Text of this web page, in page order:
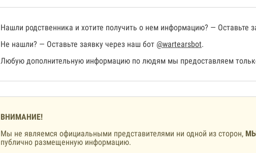
Нашли родственника и хотите получить о нем информацию? — Оставьте
Не нашли? — Оставьте заявку через наш бот @wartearsbot.
Любую дополнительную информацию по людям мы предоставляем
ВНИМАНИЕ!
Мы не являемся официальными представителями ни одной из сторон,
публично размещенную информацию.